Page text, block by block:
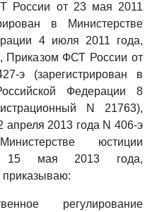
России от 23 мая 2011
в Министерстве
4 июля 2011 года,
Приказом ФСТ России от
э (зарегистрирован в
Федерации 8
N 21763),
2013 года N 406-э
юстиции
15 мая 2013 года,
приказываю:
регулирование